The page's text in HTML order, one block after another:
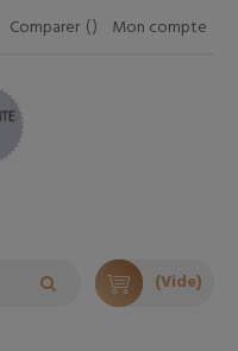
Comparer Mon compte
(Vide)